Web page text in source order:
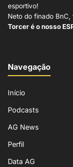
esportivo!
Neto do finado
Torcer é o nosso
Navegação
Início
Podcasts
AG News
Perfil
Data AG